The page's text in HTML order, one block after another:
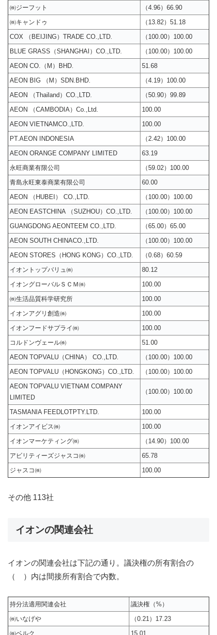
㈱ジーフット
（4.96）66.90
㈱キャンドゥ
（13.82）51.18
COX （BEIJING）TRADE CO.,LTD.
（100.00）100.00
BLUE GRASS（SHANGHAI）CO.,LTD.
（100.00）100.00
AEON CO.（M）BHD.
51.68
AEON BIG （M）SDN.BHD.
（4.19）100.00
AEON （Thailand）CO.,LTD.
（50.90）99.89
AEON （CAMBODIA）Co.,Ltd.
100.00
AEON VIETNAMCO.,LTD.
100.00
PT.AEON INDONESIA
（2.42）100.00
AEON ORANGE COMPANY LIMITED
63.19
永旺商業有限公司
（59.02）100.00
青島永旺東泰商業有限公司
60.00
AEON （HUBEI） CO.,LTD.
（100.00）100.00
AEON EASTCHINA （SUZHOU）CO.,LTD.
（100.00）100.00
GUANGDONG AEONTEEM CO.,LTD.
（65.00）65.00
AEON SOUTH CHINACO.,LTD.
（100.00）100.00
AEON STORES（HONG KONG）CO.,LTD.
（0.68）60.59
イオントップバリュ㈱
80.12
イオングローバルＳＣＭ㈱
100.00
㈱生活品質科学研究所
100.00
イオンアグリ創造㈱
100.00
イオンフードサプライ㈱
100.00
コルドンヴェール㈱
51.00
AEON TOPVALU（CHINA） CO.,LTD.
（100.00）100.00
AEON TOPVALU（HONGKONG）CO.,LTD.
（100.00）100.00
AEON TOPVALU VIETNAM COMPANY
LIMITED
（100.00）100.00
TASMANIA FEEDLOTPTY.LTD.
100.00
イオンアイビス㈱
100.00
イオンマーケティング㈱
（14.90）100.00
アビリティーズジャスコ㈱
65.78
ジャスコ㈱
100.00
その他 113社
イオンの関連会社
イオンの関連会社は下記の通り。議決権の所有割合の
（ ）内は間接所有割合で内数。
持分法適用関連会社
議決権（%）
㈱いなげや
（0.21）17.23
㈱ベルク
15.01